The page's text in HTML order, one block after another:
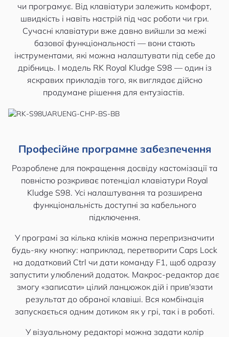
чи програмує. Від клавіатури залежить комфорт,
швидкість і навіть настрій під час роботи чи гри.
Сучасні клавіатури вже давно вийшли за межі
базової функціональності — вони стають
інструментами, які можна налаштувати під себе до
дрібниць. І модель RK Royal Kludge S98 — один із
яскравих прикладів того, як виглядає дійсно
продумане рішення для ентузіастів.
Професійне програмне забезпечення
Розроблене для покращення досвіду кастомізації та
повністю розкриває потенціал клавіатури Royal
Kludge S98. Усі налаштування та розширена
функціональність доступні за кабельного
підключення.
У програмі за кілька кліків можна перепризначити
будь-яку кнопку: наприклад, перетворити Caps Lock
на додатковий Ctrl чи дати команду F1, щоб одразу
запустити улюблений додаток. Макрос-редактор дає
змогу «записати» цілий ланцюжок дій і прив'язати
результат до обраної клавіші. Вся комбінація
запускається одним дотиком як у грі, так і в роботі.
У візуальному редакторі можна задати колір